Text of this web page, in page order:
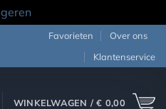
Favorieten
Over ons
Klantenservice
WINKELWAGEN /€ 0,00